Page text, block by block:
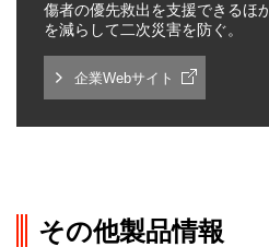
傷者の優先救出を支援できるほ
を減らして二次災害を防ぐ。
企業Webサイト
その他製品情報